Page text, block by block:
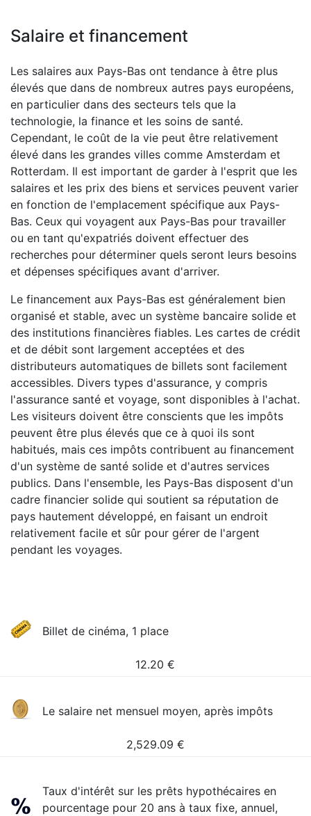
Salaire et financement
Les salaires aux Pays-Bas ont tendance à être plus
élevés que dans de nombreux autres pays européens,
en particulier dans des secteurs tels que la
technologie, la finance et les soins de santé.
Cependant, le coût de la vie peut être relativement
élevé dans les grandes villes comme Amsterdam et
Rotterdam. Il est important de garder à l'esprit que les
salaires et les prix des biens et services peuvent varier
en fonction de l'emplacement spécifique aux Pays-
Bas. Ceux qui voyagent aux Pays-Bas pour travailler
ou en tant qu'expatriés doivent effectuer des
recherches pour déterminer quels seront leurs besoins
et dépenses spécifiques avant d'arriver.
Le financement aux Pays-Bas est généralement bien
organisé et stable, avec un système bancaire solide et
des institutions financières fiables. Les cartes de crédit
et de débit sont largement acceptées et des
distributeurs automatiques de billets sont facilement
accessibles. Divers types d'assurance, y compris
l'assurance santé et voyage, sont disponibles à l'achat.
Les visiteurs doivent être conscients que les impôts
peuvent être plus élevés que ce à quoi ils sont
habitués, mais ces impôts contribuent au financement
d'un système de santé solide et d'autres services
publics. Dans l'ensemble, les Pays-Bas disposent d'un
cadre financier solide qui soutient sa réputation de
pays hautement développé, en faisant un endroit
relativement facile et sûr pour gérer de l'argent
pendant les voyages.
Billet de cinéma, 1 place
12.20 €
Le salaire net mensuel moyen, après impôts
2,529.09 €
Taux d'intérêt sur les prêts hypothécaires en
pourcentage pour 20 ans à taux fixe, annuel,